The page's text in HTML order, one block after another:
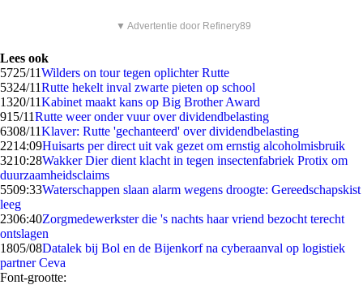
▼ Advertentie door Refinery89
Lees ook
5725/11Wilders on tour tegen oplichter Rutte
5324/11Rutte hekelt inval zwarte pieten op school
1320/11Kabinet maakt kans op Big Brother Award
915/11Rutte weer onder vuur over dividendbelasting
6308/11Klaver: Rutte 'gechanteerd' over dividendbelasting
2214:09Huisarts per direct uit vak gezet om ernstig alcoholmisbruik
3210:28Wakker Dier dient klacht in tegen insectenfabriek Protix om
duurzaamheidsclaims
5509:33Waterschappen slaan alarm wegens droogte: Gereedschapskist
leeg
2306:40Zorgmedewerkster die 's nachts haar vriend bezocht terecht
ontslagen
1805/08Datalek bij Bol en de Bijenkorf na cyberaanval op logistiek
partner Ceva
Font-grootte: